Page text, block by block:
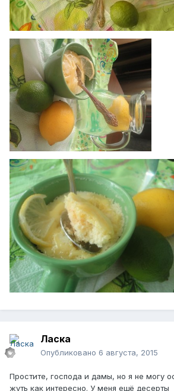
Ласка
Опубликовано 6 августа, 2015
Простите, господа и дамы, но я не могу
жуть как интересно. У меня ещё десерты